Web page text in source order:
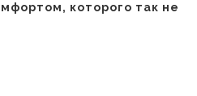
которого так не